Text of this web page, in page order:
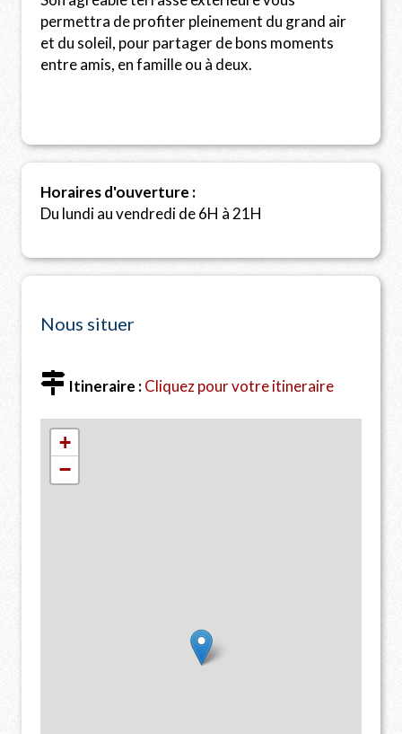
permettra de profiter pleinement du grand air
et du soleil, pour partager de bons moments
entre amis, en famille ou à deux.
Horaires d'ouverture :
Du lundi au vendredi de 6H à 21H
Nous situer
Itineraire :Cliquez pour votre itineraire
+
−